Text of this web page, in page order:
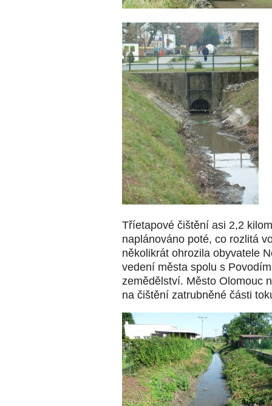
Tříetapové čištění asi 2,2
naplánováno poté, co rozlitá
několikrát ohrozila obyvatele
vedení města spolu s
zemědělství. Město Olomouc
na čištění zatrubněné části